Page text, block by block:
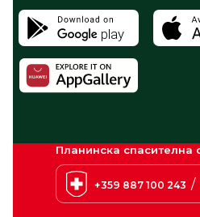
Планинска спасителна
+359 887 100 243 /